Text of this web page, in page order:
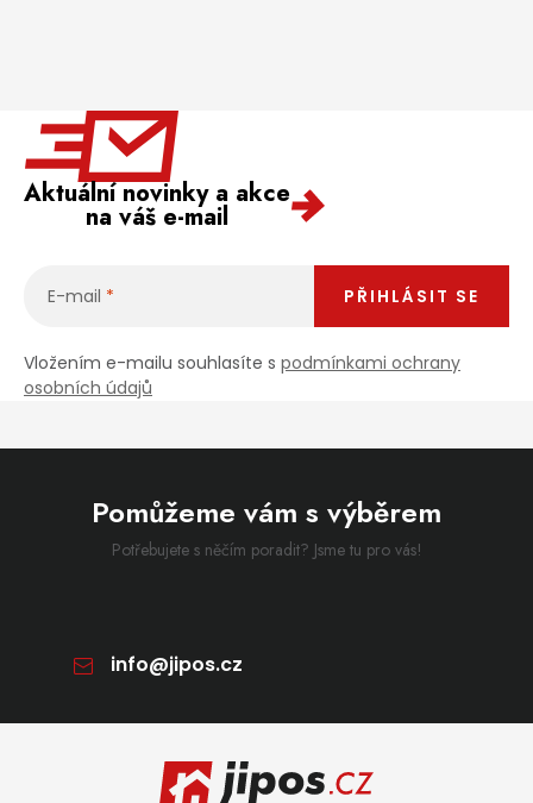
Aktuální novinky a akce
na váš e-mail
E-mail
Vložením e-mailu souhlasíte s podmínkami ochrany
osobních údajů
PŘIHLÁSIT SE
Pomůžeme vám s výběrem
Potřebujete s něčím poradit? Jsme tu pro vás!
info@jipos.cz
Zápatí